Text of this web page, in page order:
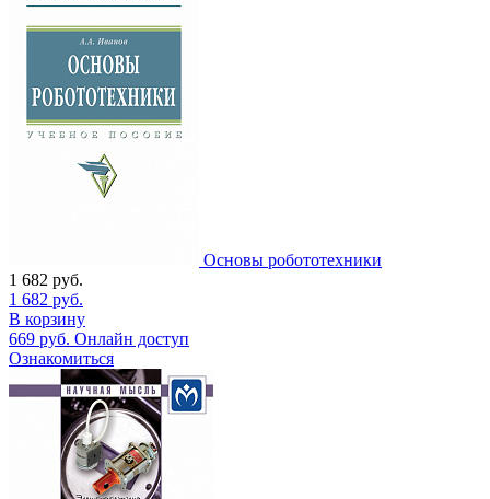
Основы робототехники
1 682 руб.
1 682 руб.
В корзину
669 руб. Онлайн доступ
Ознакомиться